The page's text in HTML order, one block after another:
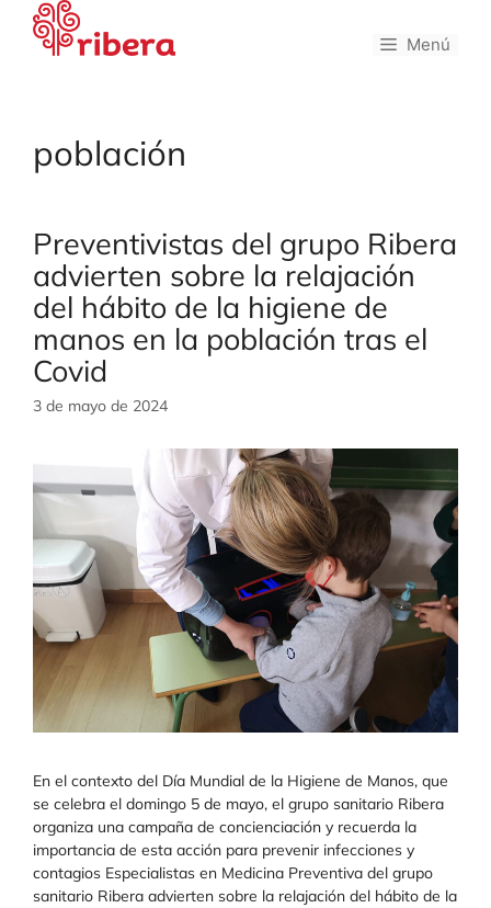
Saltar
contenido
Menú
población
Preventivistas del grupo Ribera
advierten sobre la relajación
del hábito de la higiene de
manos en la población tras el
Covid
3 de mayo de 2024
En el contexto del Día Mundial de la Higiene de Manos, que
se celebra el domingo 5 de mayo, el grupo sanitario Ribera
organiza una campaña de concienciación y recuerda la
importancia de esta acción para prevenir infecciones y
contagios Especialistas en Medicina Preventiva del grupo
sanitario Ribera advierten sobre la relajación del hábito de la